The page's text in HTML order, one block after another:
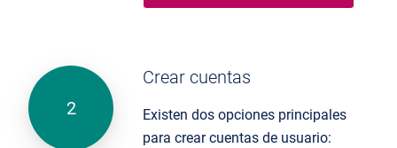
Crear cuentas
Existen dos opciones principales
para crear cuentas de usuario: